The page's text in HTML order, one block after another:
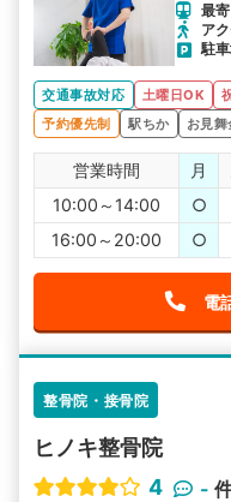
最
ア
駐
交通事故対応 土曜日OK
予約優先制
駅ちか お見舞
営業時間 月
10:00～14:00
○
16:00～20:00
○
電
整骨院・接骨院
ヒノキ整骨院
4
-